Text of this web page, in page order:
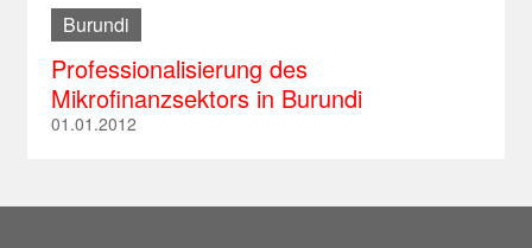
Burundi
Professionalisierung des
Mikrofinanzsektors in Burundi
01.01.2012